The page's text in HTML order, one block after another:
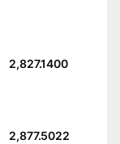
2,827.1400
2,877.5022